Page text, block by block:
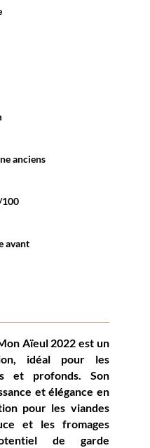
anciens
avant
Aïeul 2022 est un
idéal pour les
et profonds. Son
et élégance en
pour les viandes
et les fromages
de garde